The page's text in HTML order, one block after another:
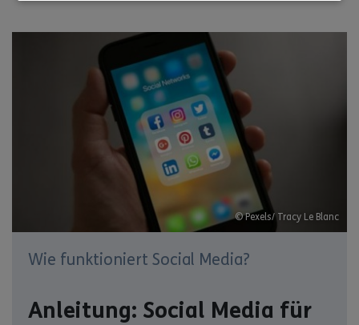
© Pexels/ Tracy Le Blanc
Wie funktioniert Social Media?
Anleitung: Social Media für